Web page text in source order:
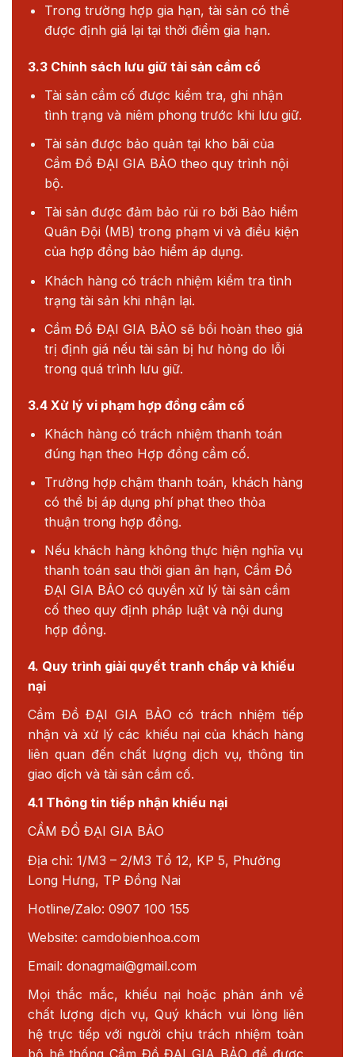
Trong trường hợp gia hạn, tài sản có thể
được định giá lại tại thời điểm gia hạn.
3.3 Chính sách lưu giữ tài sản cầm cố
Tài sản cầm cố được kiểm tra, ghi nhận
tình trạng và niêm phong trước khi lưu giữ.
Tài sản được bảo quản tại kho bãi của
Cầm Đồ ĐẠI GIA BẢO theo quy trình nội
bộ.
Tài sản được đảm bảo rủi ro bởi Bảo hiểm
Quân Đội (MB) trong phạm vi và điều kiện
của hợp đồng bảo hiểm áp dụng.
Khách hàng có trách nhiệm kiểm tra tình
trạng tài sản khi nhận lại.
Cầm Đồ ĐẠI GIA BẢO sẽ bồi hoàn theo giá
trị định giá nếu tài sản bị hư hỏng do lỗi
trong quá trình lưu giữ.
3.4 Xử lý vi phạm hợp đồng cầm cố
Khách hàng có trách nhiệm thanh toán
đúng hạn theo Hợp đồng cầm cố.
Trường hợp chậm thanh toán, khách hàng
có thể bị áp dụng phí phạt theo thỏa
thuận trong hợp đồng.
Nếu khách hàng không thực hiện nghĩa vụ
thanh toán sau thời gian ân hạn, Cầm Đồ
ĐẠI GIA BẢO có quyền xử lý tài sản cầm
cố theo quy định pháp luật và nội dung
hợp đồng.
4. Quy trình giải quyết tranh chấp và khiếu
nại
Cầm Đồ ĐẠI GIA BẢO có trách nhiệm tiếp
nhận và xử lý các khiếu nại của khách hàng
liên quan đến chất lượng dịch vụ, thông tin
giao dịch và tài sản cầm cố.
4.1 Thông tin tiếp nhận khiếu nại
CẦM ĐỒ ĐẠI GIA BẢO
Địa chỉ: 1/M3 – 2/M3 Tổ 12, KP 5, Phường
Long Hưng, TP Đồng Nai
Hotline/Zalo: 0907 100 155
Website: camdobienhoa.com
Email: donagmai@gmail.com
Mọi thắc mắc, khiếu nại hoặc phản ánh về
chất lượng dịch vụ, Quý khách vui lòng liên
hệ trực tiếp với người chịu trách nhiệm toàn